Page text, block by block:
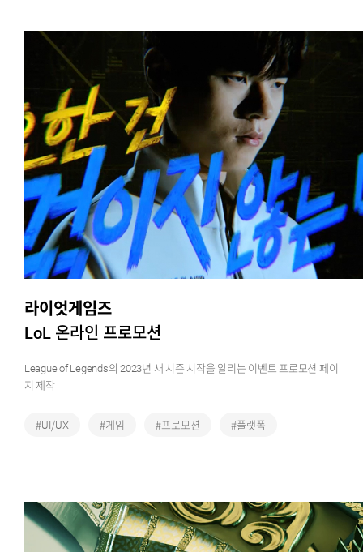
라이엇게임즈
LoL 온라인 프로모션
League of Legends의 2023년 새 시즌 시작을 알리는 이벤트 프로모션 페이
지 제작
#UI/UX #게임 #프로모션 #플랫폼